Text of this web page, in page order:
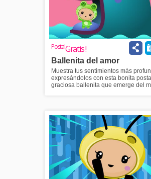
PostalGratis !
Ballenita del amor
Muestra tus sentimientos más
expresándolos con esta bonita
graciosa ballenita que emerge del